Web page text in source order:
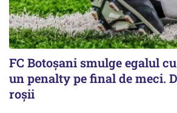
FC Botoşani smulge egalul
un penalty pe final de meci.
roşii